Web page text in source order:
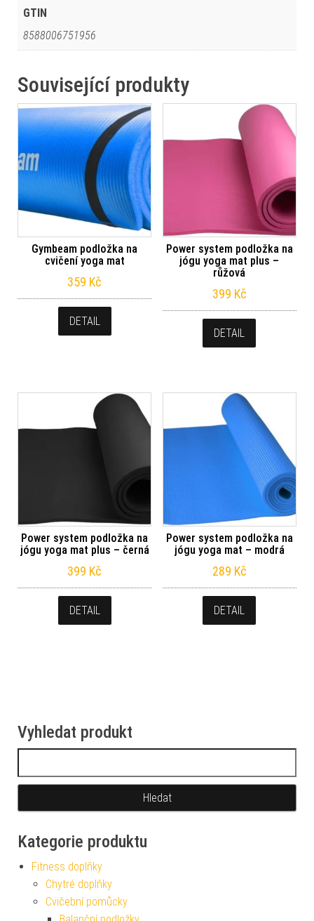
GTIN
8588006751956
Související produkty
Gymbeam podložka na
cvičení yoga mat
359 Kč
DETAIL
Power system podložka na
jógu yoga mat plus –
růžová
399 Kč
DETAIL
Power system podložka na
jógu yoga mat plus – černá
399 Kč
DETAIL
Power system podložka na
jógu yoga mat – modrá
289 Kč
DETAIL
Vyhledat produkt
Kategorie produktu
Fitness doplňky
Chytré doplňky
Cvičební pomůcky